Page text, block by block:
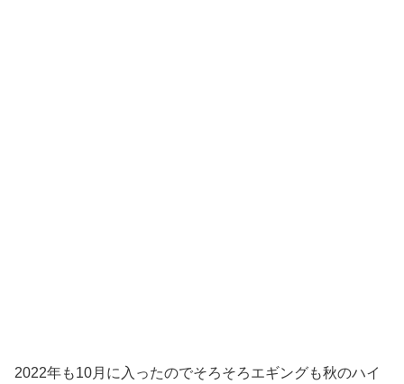
2022年も10月に入ったのでそろそろエギングも秋のハイ